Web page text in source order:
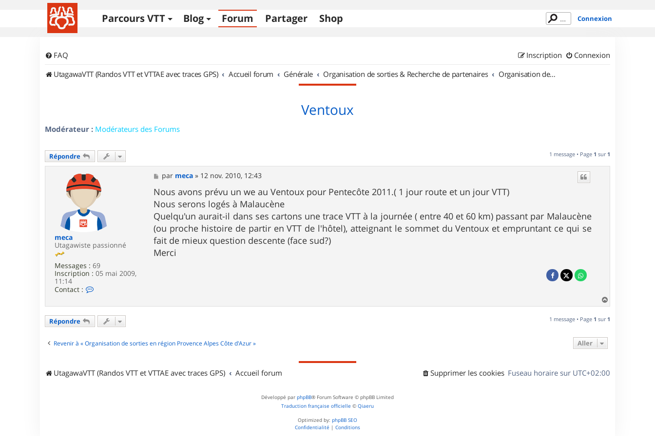
Parcours VTT Blog Forum Partager Shop Connexion
FAQ Connexion
Inscription
UtagawaVTT (Randos VTT et VTTAE avec traces GPS)
Accueil forum Générale Organisation de sorties & Recherche de partenaires Organisation de sorties en région Provence Alpes Côte d'Azur
Ventoux
Modérateur : Modérateurs des Forums
Répondre 1 message • Page 1 sur 1
meca
Utagawiste passionné
Messages : 69
Inscription : 05 mai 2009,
11:14
Contact :
c
e
c
M
e
s
s
a
g
e
par meca » 12 nov. 2010, 12:43
Nous avons prévu un we au Ventoux pour Pentecôte 2011.( 1 jour route et un jour VTT)
Nous serons logés à Malaucène
Quelqu'un aurait-il dans ses cartons une trace VTT à la journée ( entre 40 et 60 km) passant par Malaucène
(ou proche histoire de partir en VTT de l'hôtel), atteignant le sommet du Ventoux et empruntant ce qui se
fait de mieux question descente (face sud?)
Merci
a
t
Répondre 1 message • Page 1 sur 1
Revenir à « Organisation de sorties en région Provence Alpes Côte d'Azur » Aller
UtagawaVTT (Randos VTT et VTTAE avec traces GPS) Accueil forum Fuseau horaire sur UTC+02:00
Supprimer les cookies
Développé par phpBB® Forum Software © phpBB Limited
Traduction française officielle © Qiaeru
Optimized by: phpBB SEO
Confidentialité | Conditions